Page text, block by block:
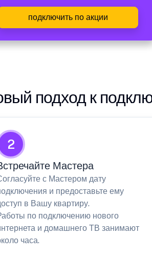
подключить по акции
подход к
2
Мастера
с Мастером дату
и предоставьте ему
в Вашу квартиру.
по подключению нового
и домашнего ТВ занимают
часа.